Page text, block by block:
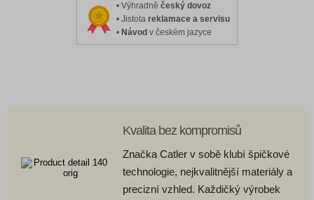
• Výhradně český dovoz
• Jistota reklamace a servisu
• Návod v českém jazyce
Kvalita bez kompromisů
Značka Catler v sobě klubí špičkové
technologie, nejkvalitnější materiály a
precizní vzhled. Každičký výrobek